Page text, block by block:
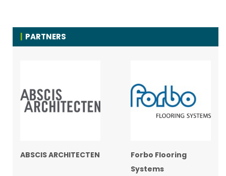
PARTNERS
ABSCIS ARCHITECTEN
Forbo Flooring
Systems